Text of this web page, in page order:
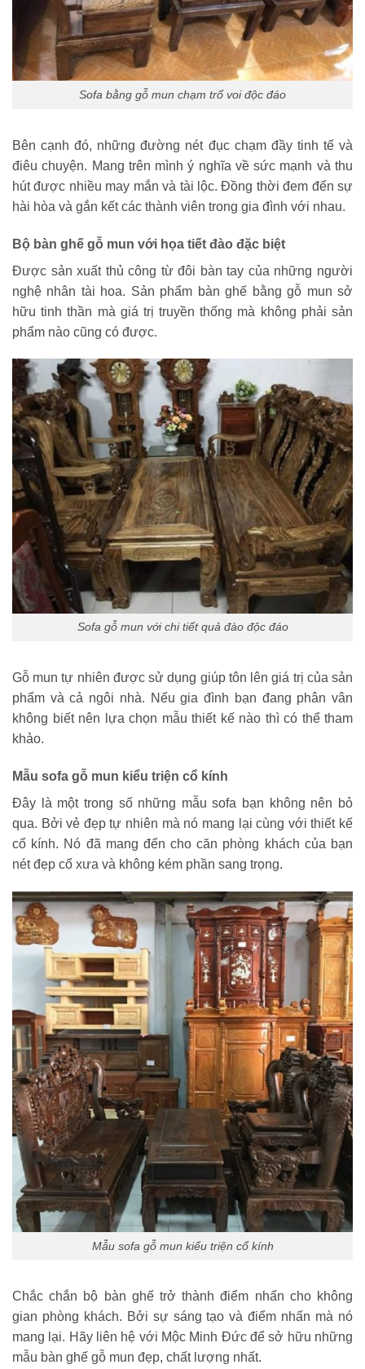
Sofa bằng gỗ mun chạm trổ voi độc đáo
Bên cạnh đó, những đường nét đục chạm đầy tinh tế và
điêu chuyện. Mang trên mình ý nghĩa về sức mạnh và thu
hút được nhiều may mắn và tài lộc. Đồng thời đem đến sự
hài hòa và gắn kết các thành viên trong gia đình với nhau.
Bộ bàn ghế gỗ mun với họa tiết đào đặc biệt
Được sản xuất thủ công từ đôi bàn tay của những người
nghệ nhân tài hoa. Sản phẩm bàn ghế bằng gỗ mun sở
hữu tinh thần mà giá trị truyền thống mà không phải sản
phẩm nào cũng có được.
Sofa gỗ mun với chi tiết quả đào độc đáo
Gỗ mun tự nhiên được sử dụng giúp tôn lên giá trị của sản
phẩm và cả ngôi nhà. Nếu gia đình bạn đang phân vân
không biết nên lựa chọn mẫu thiết kế nào thì có thể tham
khảo.
Mẫu sofa gỗ mun kiểu triện cổ kính
Đây là một trong số những mẫu sofa bạn không nên bỏ
qua. Bởi vẻ đẹp tự nhiên mà nó mang lại cùng với thiết kế
cổ kính. Nó đã mang đến cho căn phòng khách của bạn
nét đẹp cổ xưa và không kém phần sang trọng.
Mẫu sofa gỗ mun kiểu triện cổ kính
Chắc chắn bộ bàn ghế trở thành điểm nhấn cho không
gian phòng khách. Bởi sự sáng tạo và điểm nhấn mà nó
mang lại. Hãy liên hệ với Mộc Minh Đức để sở hữu những
mẫu bàn ghế gỗ mun đẹp, chất lượng nhất.